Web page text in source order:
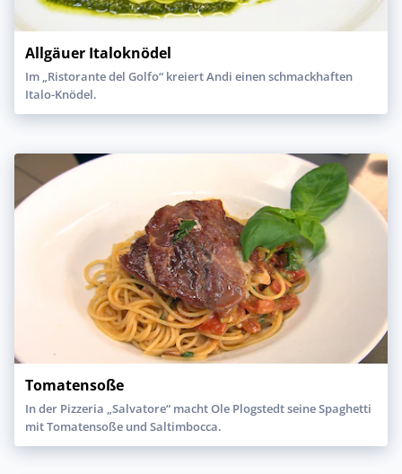
Allgäuer Italoknödel
Im „Ristorante del Golfo“ kreiert Andi einen schmackhaften
Italo-Knödel.
Tomatensoße
In der Pizzeria „Salvatore“ macht Ole Plogstedt seine Spaghetti
mit Tomatensoße und Saltimbocca.